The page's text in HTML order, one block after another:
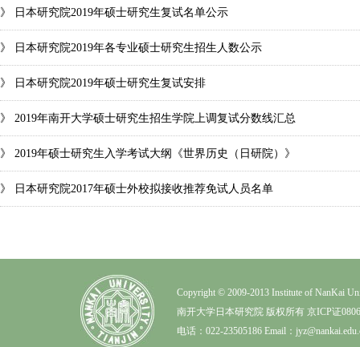
》 日本研究院2019年硕士研究生复试名单公示
》 日本研究院2019年各专业硕士研究生招生人数公示
》 日本研究院2019年硕士研究生复试安排
》 2019年南开大学硕士研究生招生学院上调复试分数线汇总
》 2019年硕士研究生入学考试大纲《世界历史（日研院）》
》 日本研究院2017年硕士外校拟接收推荐免试人员名单
Copyright © 2009-2013 Institute of NanKai
南开大学日本研究院 版权所有 京ICP证
电话：022-23505186 Email：